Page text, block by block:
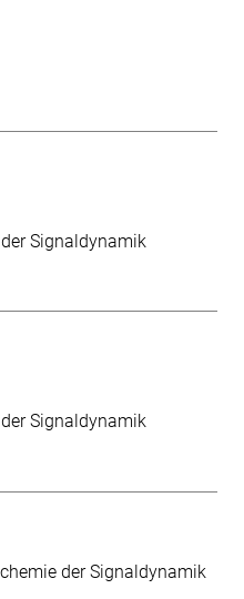
Signaldynamik
Signaldynamik
der Signaldynamik